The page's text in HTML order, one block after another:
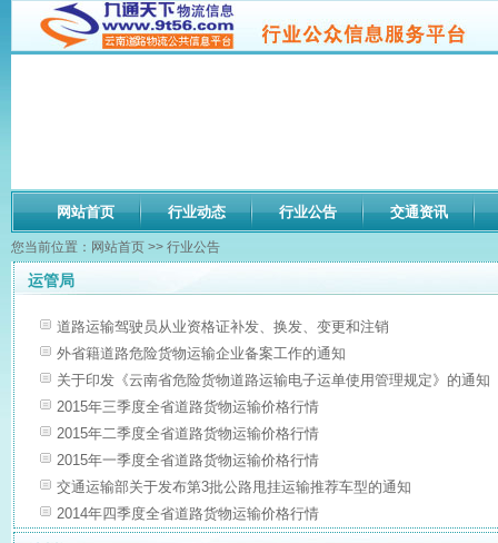
网站首页 行业动态 行业公告 交通资讯
您当前位置： 网站首页 >> 行业公告
运管局
道路运输驾驶员从业资格证补发、换发、变更和注销
外省籍道路危险货物运输企业备案工作的通知
关于印发《云南省危险货物道路运输电子运单使用管理规定》的通知
2015年三季度全省道路货物运输价格行情
2015年二季度全省道路货物运输价格行情
2015年一季度全省道路货物运输价格行情
交通运输部关于发布第3批公路甩挂运输推荐车型的通知
2014年四季度全省道路货物运输价格行情